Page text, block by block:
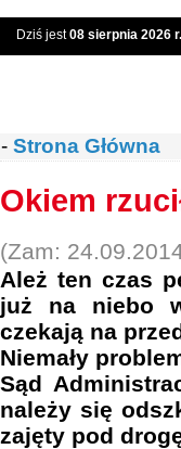
Dziś jest08 sierpnia 2026 r.
- Strona Główna
Okiem
(Zam:
Ależ ten czas
już na niebo
czekają na
Niemały
Sąd
należy się
zajęty pod